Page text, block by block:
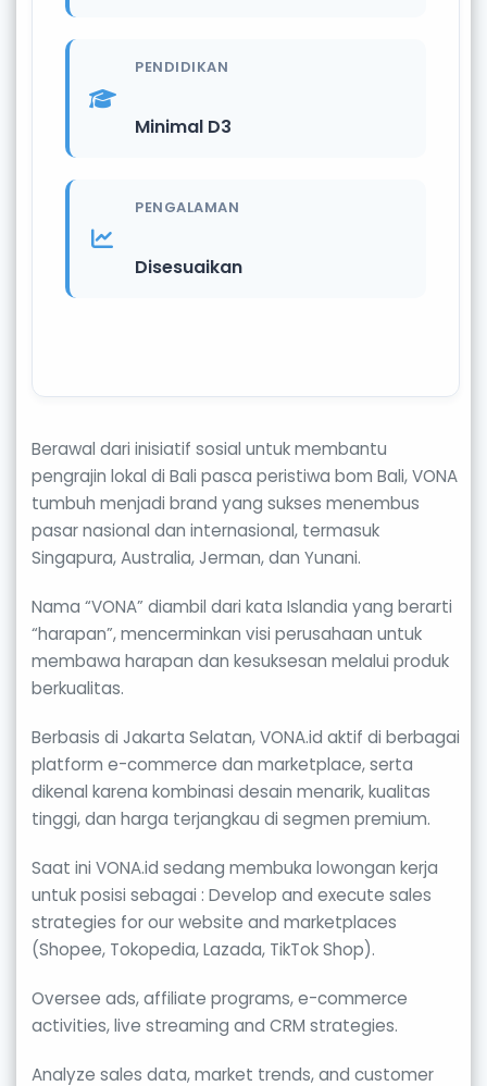
PENDIDIKAN
Minimal D3
PENGALAMAN
Disesuaikan
Berawal dari inisiatif sosial untuk membantu
pengrajin lokal di Bali pasca peristiwa bom Bali, VONA
tumbuh menjadi brand yang sukses menembus
pasar nasional dan internasional, termasuk
Singapura, Australia, Jerman, dan Yunani.
Nama “VONA” diambil dari kata Islandia yang berarti
“harapan”, mencerminkan visi perusahaan untuk
membawa harapan dan kesuksesan melalui produk
berkualitas.
Berbasis di Jakarta Selatan, VONA.id aktif di berbagai
platform e-commerce dan marketplace, serta
dikenal karena kombinasi desain menarik, kualitas
tinggi, dan harga terjangkau di segmen premium.
Saat ini VONA.id sedang membuka lowongan kerja
untuk posisi sebagai : Develop and execute sales
strategies for our website and marketplaces
(Shopee, Tokopedia, Lazada, TikTok Shop).
Oversee ads, affiliate programs, e-commerce
activities, live streaming and CRM strategies.
Analyze sales data, market trends, and customer